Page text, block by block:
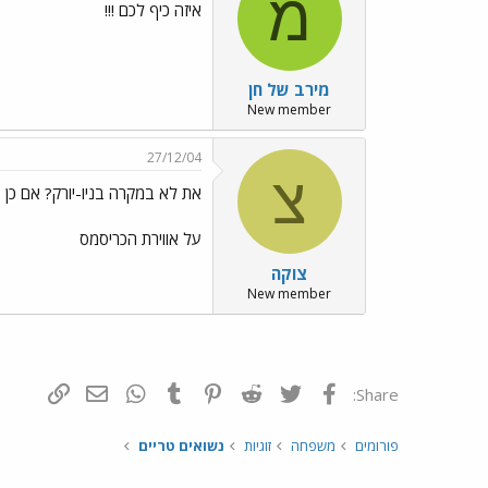
מ
מירב של חן
New member
איזה כיף לכם !!!
צ
צוקה
New member
27/12/04
את לא במקרה בניו-יורק? אם
על אווירת הכריסמס
Share: פייסבוק Twitter
Reddit
Pinterest
Tumblr
WhatsAppדואר אלקטרוני
פורומים משפחה זוגיות נשואים טריים